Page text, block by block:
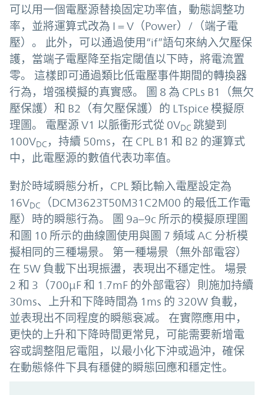
可以用一個電壓源替換固定功率值，動態調整功
率，並將運算式改為 I = V（Power）/（端子電
壓）。 此外，可以通過使用“if”語句來納入欠壓保
護，當端子電壓降至指定閾值以下時，將電流置
零。 這樣即可通過類比低電壓事件期間的轉換器
行為，增强模擬的真實感。 圖 8 為 CPLs B1（無欠
壓保護）和 B2（有欠壓保護）的 LTspice 模擬原
理圖。 電壓源 V1 以脈衝形式從 0VDC 跳變到
100VDC ，持續 50ms，在 CPL B1 和 B2 的運算式
中，此電壓源的數值代表功率值。
對於時域瞬態分析，CPL 類比輸入電壓設定為
16VDC
（DCM3623T50M31C2M00 的最低工作電
壓）時的瞬態行為。 圖 9a–9c 所示的模擬原理圖
和圖 10 所示的曲線圖使用與圖 7 頻域 AC 分析模
擬相同的三種場景。 第一種場景（無外部電容）
在 5W 負載下出現振盪，表現出不穩定性。 場景
2 和 3（700µF 和 1.7mF 的外部電容）則施加持續
30ms、上升和下降時間為 1ms 的 320W 負載，
並表現出不同程度的瞬態衰减。 在實際應用中，
更快的上升和下降時間更常見，可能需要新增電
容或調整阻尼電阻，以最小化下沖或過沖，確保
在動態條件下具有穩健的瞬態回應和穩定性。